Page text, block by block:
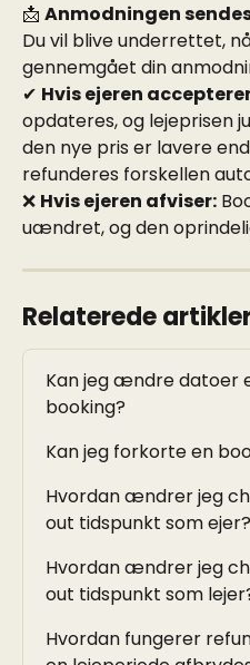
📩 Anmodningen
Du vil blive underrettet,
gennemgået din
✔ Hvis ejeren
opdateres, og lejeprisen
den nye pris er lavere
refunderes forskellen
❌ Hvis ejeren afviser:
uændret, og den
Relaterede
Kan jeg ændre datoer
booking?
Kan jeg forkorte en
Hvordan ændrer jeg
out tidspunkt som ejer?
Hvordan ændrer jeg
out tidspunkt som
Hvordan fungerer